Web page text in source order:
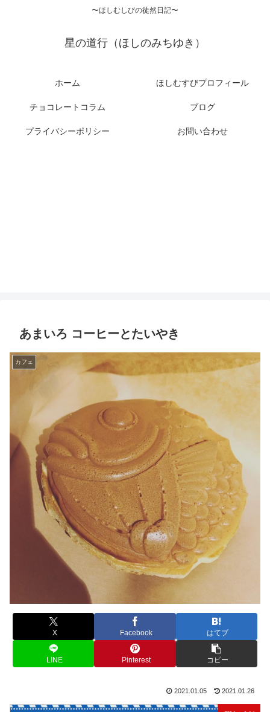
〜ほしむしびの徒然日記〜
星の道行（ほしのみちゆき）
ホーム ほしむすびプロフィール
チョコレートコラム ブログ
プライバシーポリシー お問い合わせ
あまいろ コーヒーとたいやき
カフェ
X Facebook はてブ
LINE Pinterest コピー
2021.01.05 2021.01.26